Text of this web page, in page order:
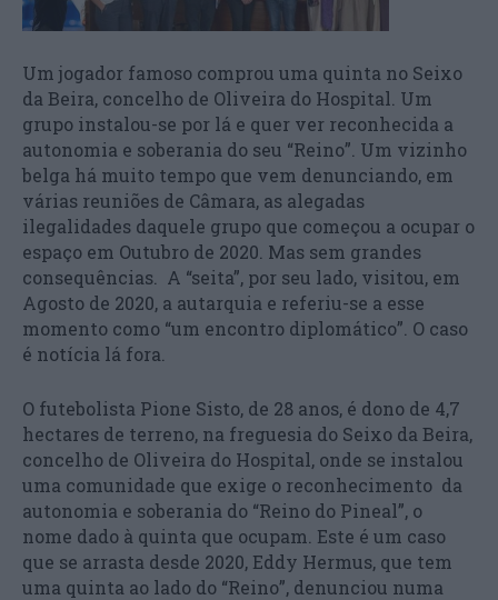
Um jogador famoso comprou uma quinta no Seixo
da Beira, concelho de Oliveira do Hospital. Um
grupo instalou-se por lá e quer ver reconhecida a
autonomia e soberania do seu “Reino”. Um vizinho
belga há muito tempo que vem denunciando, em
várias reuniões de Câmara, as alegadas
ilegalidades daquele grupo que começou a ocupar o
espaço em Outubro de 2020. Mas sem grandes
consequências. A “seita”, por seu lado, visitou, em
Agosto de 2020, a autarquia e referiu-se a esse
momento como “um encontro diplomático”. O caso
é notícia lá fora.
O futebolista Pione Sisto, de 28 anos, é dono de 4,7
hectares de terreno, na freguesia do Seixo da Beira,
concelho de Oliveira do Hospital, onde se instalou
uma comunidade que exige o reconhecimento da
autonomia e soberania do “Reino do Pineal”, o
nome dado à quinta que ocupam. Este é um caso
que se arrasta desde 2020, Eddy Hermus, que tem
uma quinta ao lado do “Reino”, denunciou numa